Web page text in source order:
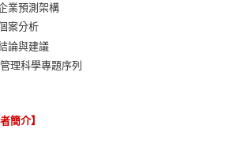
業預測架構
案分析
論與建議
理科學專題序列
簡介】